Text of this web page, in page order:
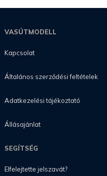
VASÚTMODELL
Kapcsolat
Általános szerződési feltételek
Adatkezelési tájékoztató
Állásajánlat
SEGÍTSÉG
Elfelejtette jelszavát?